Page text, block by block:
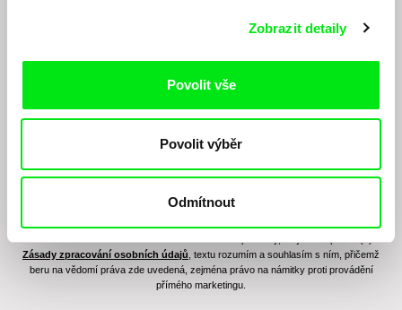
Zobrazit detaily
Povolit vše
Povolit výběr
Odmítnout
filmovém programu?
Odesláním registrace k Newsletteru souhlasím se zasíláním obchodních sdělení
Zásady zpracování osobních údajů , textu rozumím a souhlasím s ním, přičemž
beru na vědomí práva zde uvedená, zejména právo na námitky proti provádění
přímého marketingu.